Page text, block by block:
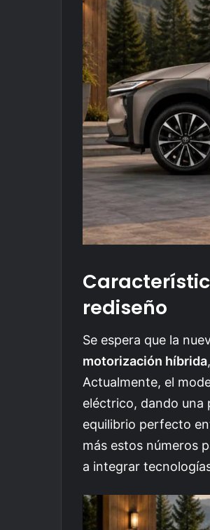
rediseño
Se espera que la
motorización híbrida
Actualmente, el
eléctrico, dando una
equilibrio perfecto
más estos números
a integrar